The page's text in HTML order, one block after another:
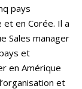
pays
et en Corée. Il a
Sales manager
et
en Amérique
et